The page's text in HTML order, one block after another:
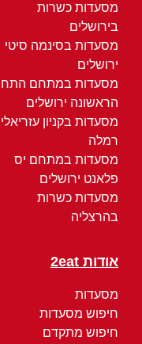
מסעדות כשרות
בירושלים
מסעדות בסינמה סיטי
ירושלים
מסעדות במתחם
הראשונה ירושלים
מסעדות בקניון עזריאלי
רמלה
מסעדות במתחם יס
פלאנט ירושלים
מסעדות כשרות
בהרצליה
אודות 2eat
מסעדות
חיפוש מסעדות
חיפוש מתקדם